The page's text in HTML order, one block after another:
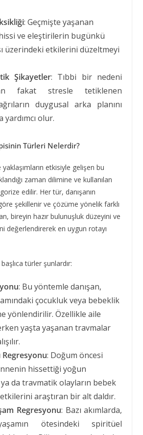
: Geçmişte yaşanan
ve eleştirilerin bugünkü
üzerindeki etkilerini düzeltmeyi
Şikayetler: Tıbbi bir nedeni
fakat stresle tetiklenen
duygusal arka planını
yardımcı olur.
Türleri Nelerdir?
yaklaşımların etkisiyle gelişen bu
zaman dilimine ve kullanılan
edilir. Her tür, danışanın
şekillenir ve çözüme yönelik farklı
bireyin hazır bulunuşluk düzeyini ve
değerlendirerek en uygun rotayı
türler şunlardır:
: Bu yöntemle danışan,
çocukluk veya bebeklik
yönlendirilir. Özellikle aile
yaşta yaşanan travmalar
Regresyonu: Doğum öncesi
hissettiği yoğun
da travmatik olayların bebek
araştıran bir alt daldır.
Regresyonu: Bazı akımlarda,
ötesindeki spiritüel